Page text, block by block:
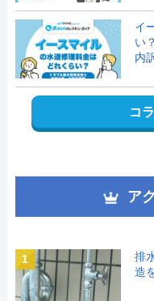
イ
い
内
コ
ア
1
排
造